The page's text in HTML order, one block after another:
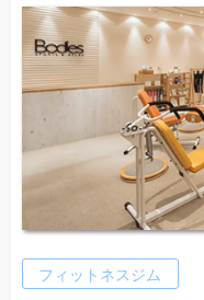
フィットネスジム